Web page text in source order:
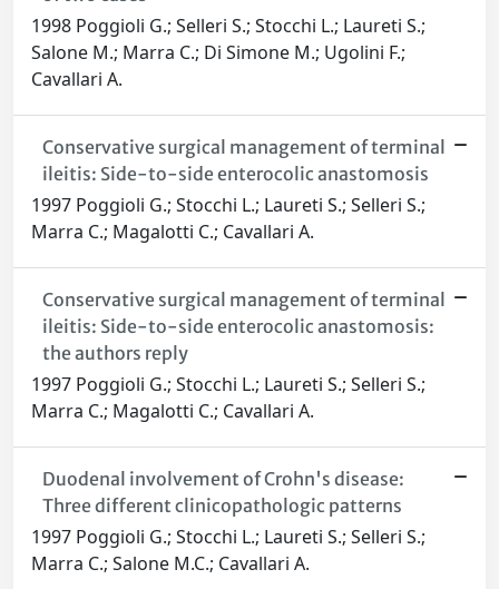
1998 Poggioli G.; Selleri S.; Stocchi L.; Laureti S.;
Salone M.; Marra C.; Di Simone M.; Ugolini F.;
Cavallari A.
Conservative surgical management of terminal
ileitis: Side-to-side enterocolic anastomosis
1997 Poggioli G.; Stocchi L.; Laureti S.; Selleri S.;
Marra C.; Magalotti C.; Cavallari A.
Conservative surgical management of terminal
ileitis: Side-to-side enterocolic anastomosis:
the authors reply
1997 Poggioli G.; Stocchi L.; Laureti S.; Selleri S.;
Marra C.; Magalotti C.; Cavallari A.
Duodenal involvement of Crohn's disease:
Three different clinicopathologic patterns
1997 Poggioli G.; Stocchi L.; Laureti S.; Selleri S.;
Marra C.; Salone M.C.; Cavallari A.